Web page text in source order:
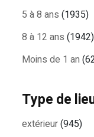
5 à 8 ans (1935)
8 à 12 ans (1942)
Moins de 1 an
Type de
extérieur(945)